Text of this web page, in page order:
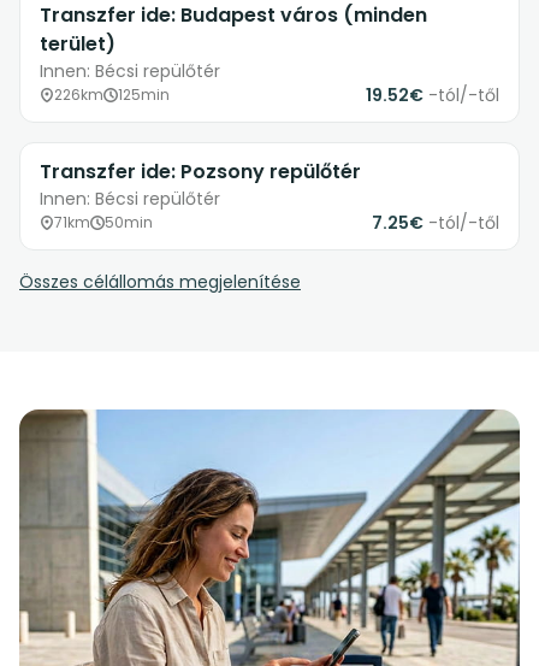
Transzfer ide: Budapest város (minden
terület)
Innen: Bécsi repülőtér
226km 125min 19.52€ -tól/-től
Transzfer ide: Pozsony repülőtér
Innen: Bécsi repülőtér
71km 50min 7.25€ -tól/-től
Összes célállomás megjelenítése